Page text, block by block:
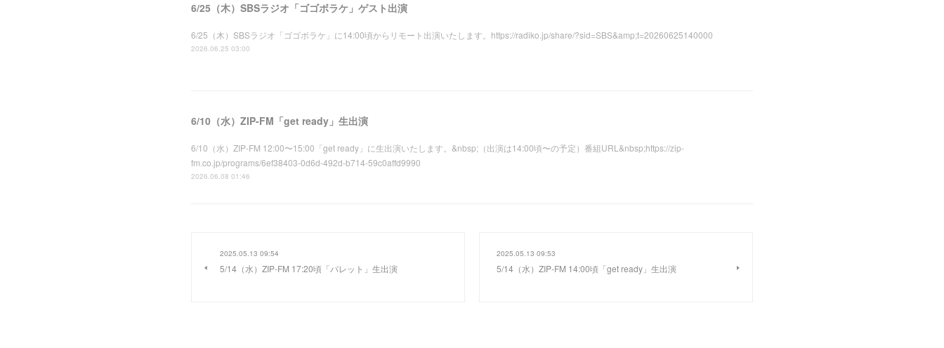
6/25（木）SBSラジオ「ゴゴボラケ」ゲスト出演
6/25（木）SBSラジオ「ゴゴボラケ」に14:00頃からリモート出演いたします。https://radiko.jp/share/?sid=SBS&amp;t=20260625140000
2026.06.25 03:00
6/10（水）ZIP-FM「get ready」生出演
6/10（水）ZIP-FM 12:00〜15:00「get ready」に生出演いたします。&nbsp;（出演は14:00頃〜の予定）番組URL&nbsp;https://zip-
fm.co.jp/programs/6ef38403-0d6d-492d-b714-59c0affd9990
2026.06.08 01:46
2025.05.13 09:54
5/14（水）ZIP-FM 17:20頃「パレット」生出演
2025.05.13 09:53
5/14（水）ZIP-FM 14:00頃「get ready」生出演